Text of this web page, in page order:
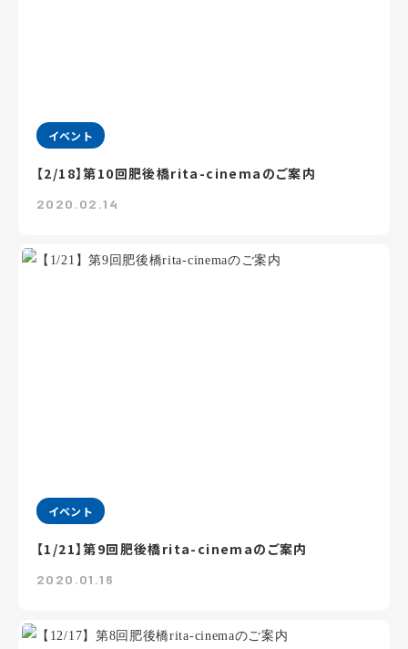
イベント
【2/18】第10回肥後橋rita-cinemaのご案内
2020.02.14
イベント
【1/21】第9回肥後橋rita-cinemaのご案内
2020.01.16